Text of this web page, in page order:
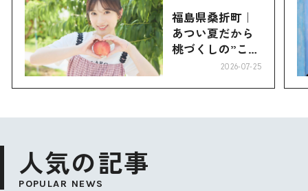
福島県桑折町｜
あつい夏だから
桃づくしの”こお
2026-07-25
人気の記事
POPULAR NEWS